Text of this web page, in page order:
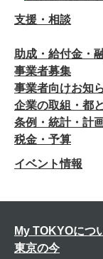
支援・相談
助成・給付金・
事業者募集
事業者向けお知
企業の取組・都
条例・統計・計
税金・予算
イベント情報
My TOKYOにつ
東京の今